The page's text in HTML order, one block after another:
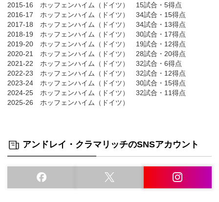
2015-16 ホッフェンハイム（ドイツ） 15試合・5得点
2016-17 ホッフェンハイム（ドイツ） 34試合・15得点
2017-18 ホッフェンハイム（ドイツ） 34試合・13得点
2018-19 ホッフェンハイム（ドイツ） 30試合・17得点
2019-20 ホッフェンハイム（ドイツ） 19試合・12得点
2020-21 ホッフェンハイム（ドイツ） 28試合・20得点
2021-22 ホッフェンハイム（ドイツ） 32試合・6得点
2022-23 ホッフェンハイム（ドイツ） 32試合・12得点
2023-24 ホッフェンハイム（ドイツ） 30試合・15得点
2024-25 ホッフェンハイム（ドイツ） 32試合・11得点
2025-26 ホッフェンハイム（ドイツ）
アンドレイ・クラマリッチのSNSアカウント